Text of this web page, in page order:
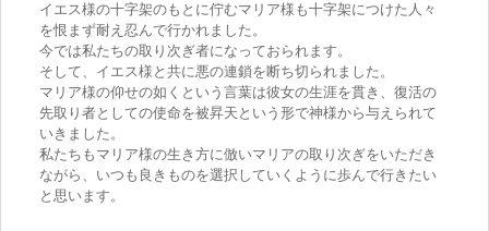
イエス様の十字架のもとに佇むマリア様も十字架につけた人々
を恨まず耐え忍んで行かれました。
今では私たちの取り次ぎ者になっておられます。
そして、イエス様と共に悪の連鎖を断ち切られました。
マリア様の仰せの如くという言葉は彼女の生涯を貫き、復活の
先取り者としての使命を被昇天という形で神様から与えられて
いきました。
私たちもマリア様の生き方に倣いマリアの取り次ぎをいただき
ながら、いつも良きものを選択していくように歩んで行きたい
と思います。